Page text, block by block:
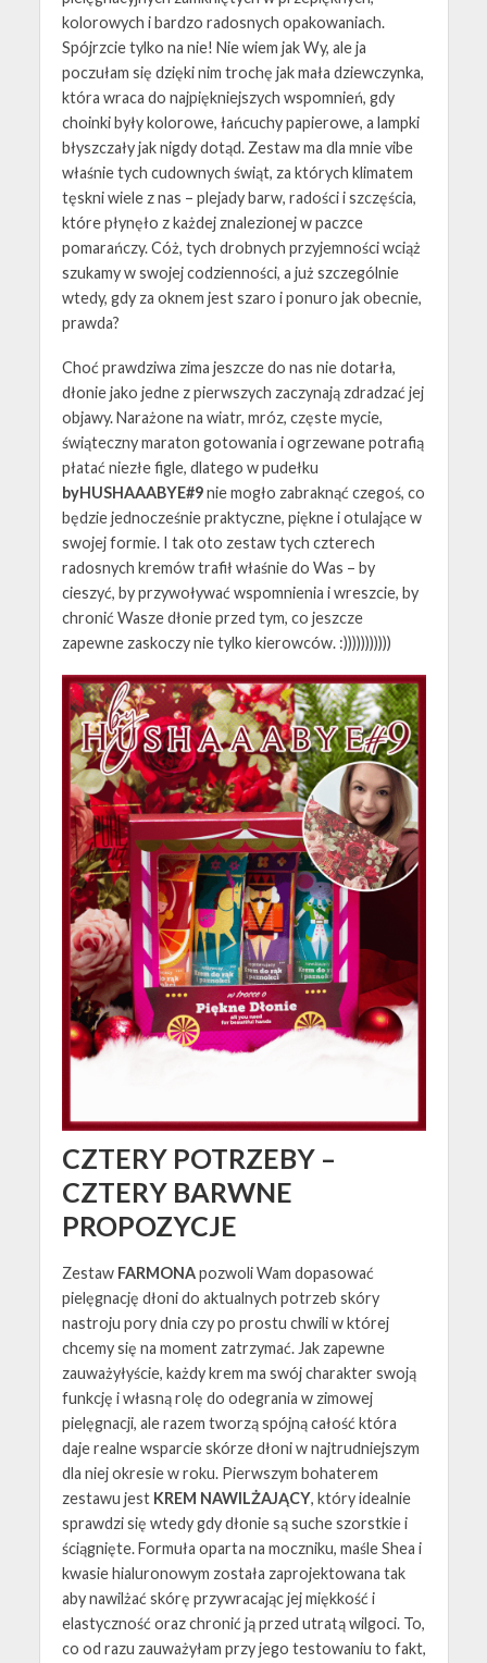
kolorowych i bardzo radosnych opakowaniach.
Spójrzcie tylko na nie! Nie wiem jak Wy, ale ja
poczułam się dzięki nim trochę jak mała dziewczynka,
która wraca do najpiękniejszych wspomnień, gdy
choinki były kolorowe, łańcuchy papierowe, a lampki
błyszczały jak nigdy dotąd. Zestaw ma dla mnie vibe
właśnie tych cudownych świąt, za których klimatem
tęskni wiele z nas – plejady barw, radości i szczęścia,
które płynęło z każdej znalezionej w paczce
pomarańczy. Cóż, tych drobnych przyjemności wciąż
szukamy w swojej codzienności, a już szczególnie
wtedy, gdy za oknem jest szaro i ponuro jak obecnie,
prawda?
Choć prawdziwa zima jeszcze do nas nie dotarła,
dłonie jako jedne z pierwszych zaczynają zdradzać jej
objawy. Narażone na wiatr, mróz, częste mycie,
świąteczny maraton gotowania i ogrzewane potrafią
płatać niezłe figle, dlatego w pudełku
byHUSHAAABYE#9nie mogło zabraknąć czegoś, co
będzie jednocześnie praktyczne, piękne i otulające w
swojej formie. I tak oto zestaw tych czterech
radosnych kremów trafił właśnie do Was – by
cieszyć, by przywoływać wspomnienia i wreszcie, by
chronić Wasze dłonie przed tym, co jeszcze
zapewne zaskoczy nie tylko kierowców. :)))))))))))
CZTERY POTRZEBY –
CZTERY BARWNE
PROPOZYCJE
Zestaw FARMONApozwoli Wam dopasować
pielęgnację dłoni do aktualnych potrzeb skóry
nastroju pory dnia czy po prostu chwili w której
chcemy się na moment zatrzymać. Jak zapewne
zauważyłyście, każdy krem ma swój charakter swoją
funkcję i własną rolę do odegrania w zimowej
pielęgnacji, ale razem tworzą spójną całość która
daje realne wsparcie skórze dłoni w najtrudniejszym
dla niej okresie w roku. Pierwszym bohaterem
zestawu jestKREM NAWILŻAJĄCY, który idealnie
sprawdzi się wtedy gdy dłonie są suche szorstkie i
ściągnięte. Formuła oparta na moczniku, maśle Shea i
kwasie hialuronowym została zaprojektowana tak
aby nawilżać skórę przywracając jej miękkość i
elastyczność oraz chronić ją przed utratą wilgoci. To,
co od razu zauważyłam przy jego testowaniu to fakt,